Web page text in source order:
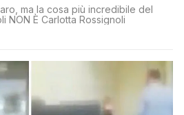
ma la cosa più incredibile del
NON È Carlotta Rossignoli